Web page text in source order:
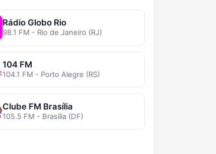
Rádio Globo Rio
98.1 FM - Rio de Janeiro (RJ)
104 FM
104.1 FM - Porto Alegre (RS)
Clube FM Brasília
105.5 FM - Brasília (DF)